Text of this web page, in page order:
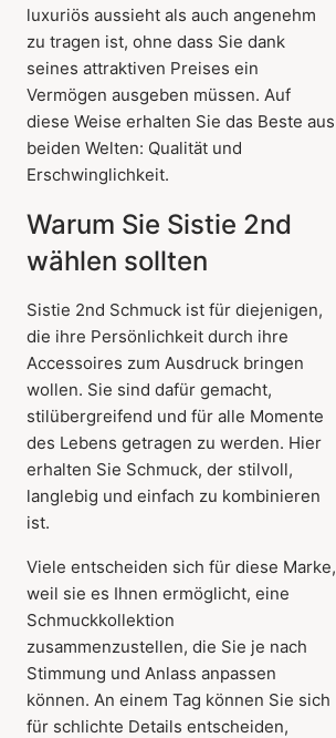
luxuriös aussieht als auch angenehm
zu tragen ist, ohne dass Sie dank
seines attraktiven Preises ein
Vermögen ausgeben müssen. Auf
diese Weise erhalten Sie das Beste aus
beiden Welten: Qualität und
Erschwinglichkeit.
Warum Sie Sistie 2nd
wählen sollten
Sistie 2nd Schmuck ist für diejenigen,
die ihre Persönlichkeit durch ihre
Accessoires zum Ausdruck bringen
wollen. Sie sind dafür gemacht,
stilübergreifend und für alle Momente
des Lebens getragen zu werden. Hier
erhalten Sie Schmuck, der stilvoll,
langlebig und einfach zu kombinieren
ist.
Viele entscheiden sich für diese Marke,
weil sie es Ihnen ermöglicht, eine
Schmuckkollektion
zusammenzustellen, die Sie je nach
Stimmung und Anlass anpassen
können. An einem Tag können Sie sich
für schlichte Details entscheiden,